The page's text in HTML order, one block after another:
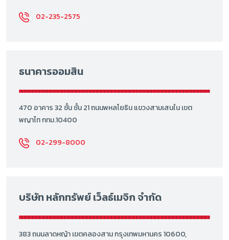
02-235-2575
ธนาคารออมสิน
470 อาคาร 32 ชั้น ชั้น 21 ถนนพหลโยธิน แขวงสามเสนใน เขต
พญาไท กทม.10400
02-299-8000
บริษัท หลักทรัพย์ เว็ลธ์เมจิก จำกัด
383 ถนนลาดหญ้า เขตคลองสาน กรุงเทพมหานคร 10600,